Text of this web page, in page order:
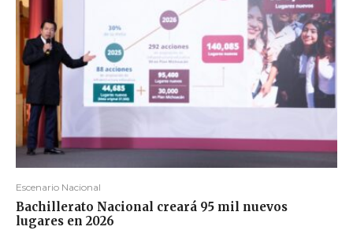
Escenario Nacional
Bachillerato Nacional creará 95 mil nuevos
lugares en 2026